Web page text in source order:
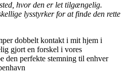
hvor den er let tilgængelig.
lysstyrker for at finde den rette
dobbelt kontakt i mit hjem i
gjort en forskel i vores
den perfekte stemning til enhver